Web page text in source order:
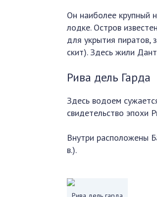
Он наиболее крупный
лодке. Остров
для укрытия пиратов,
скит). Здесь жили
Рива дель Гарда
Здесь водоем
свидетельство эпохи
Внутри расположены
в.).